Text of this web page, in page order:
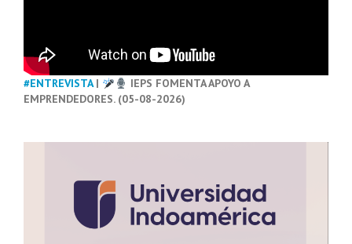
#ENTREVISTA|
IEPS FOMENTA APOYO A
EMPRENDEDORES. (05-08-2026)